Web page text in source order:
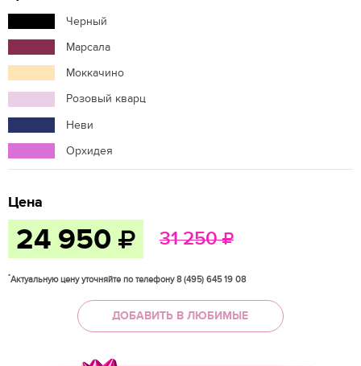
Черный
Марсала
Моккачино
Розовый кварц
Неви
Орхидея
Цена
24 950 31 250
*Актуальную цену уточняйте по телефону 8 (495) 645 19 08
ДОБАВИТЬ В ЛЮБИМЫЕ